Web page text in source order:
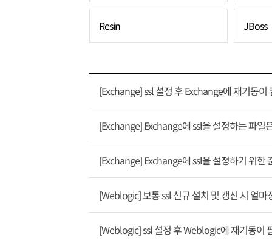
Resin JBoss
[Exchange] ssl 설정 후 Exchange에 재기동이
[Exchange] Exchange에 ssl을 설정하는 파일
[Exchange] Exchange에 ssl을 설정하기 위한
[Weblogic] 보통 ssl 신규 설치 및 갱신 시 얼마
[Weblogic] ssl 설정 후 Weblogic에 재기동이